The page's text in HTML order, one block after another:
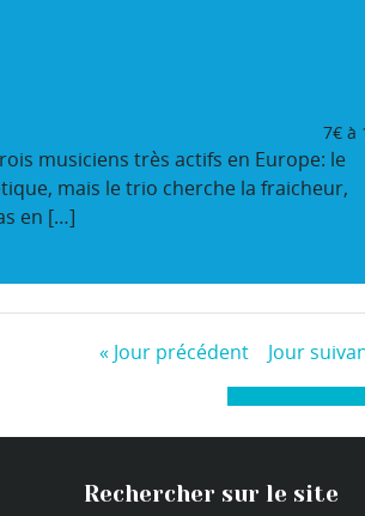
7€ à
musiciens très actifs en Europe: le
mais le trio cherche la fraicheur,
en […]
« Jour précédent Jour
Rechercher sur le site